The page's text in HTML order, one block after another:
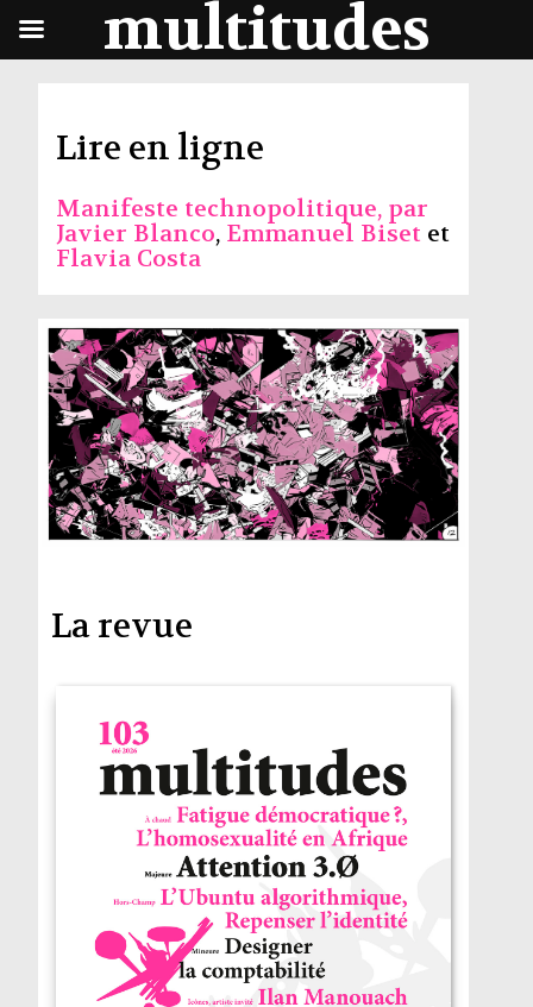
Lire en ligne
Manifeste technopolitique, par
Javier Blanco, Emmanuel Bisetet
Flavia Costa
La revue
multitudes